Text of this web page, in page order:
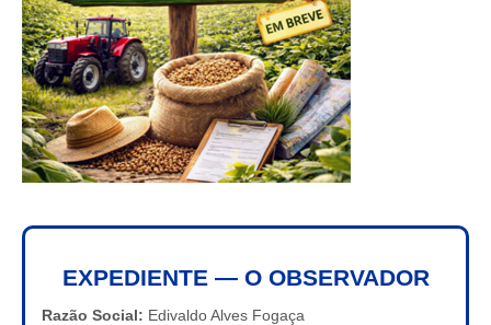
EXPEDIENTE — O OBSERVADOR
Razão Social: Edivaldo Alves Fogaça